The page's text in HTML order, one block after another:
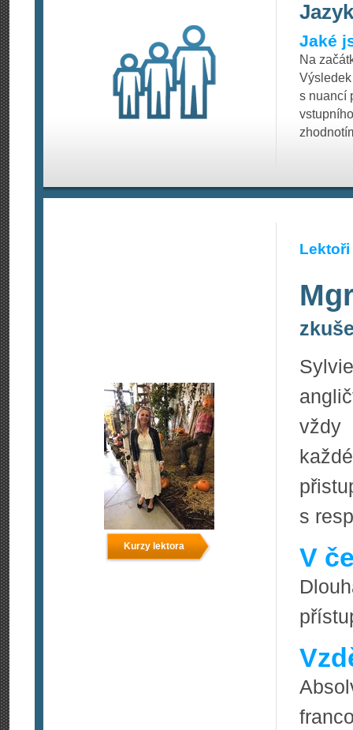
Jaké
Na
s nuancí
Kurzy lektora
vždy
s
V